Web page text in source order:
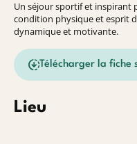
Un séjour sportif et inspirant
condition physique et esprit
dynamique et motivante.
Télécharger la fiche
Lieu